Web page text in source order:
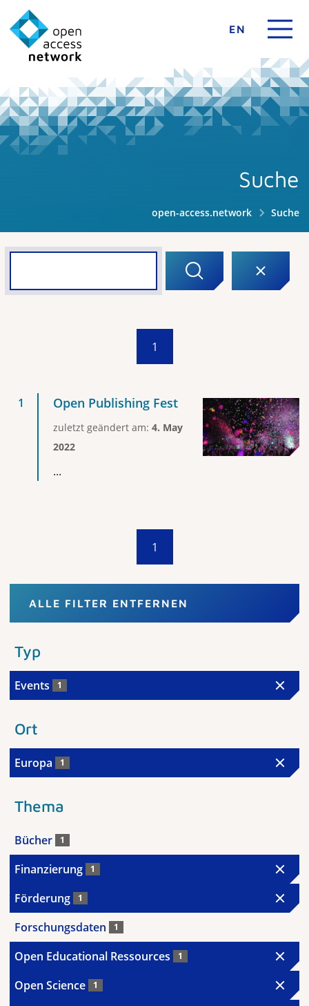
EN
Suche
open-access.network Suche
1
Open Publishing Fest
zuletzt geändert am: 4. May
2022
...
1
ALLE FILTER ENTFERNEN
Typ
Events 1
Ort
Europa 1
Thema
Bücher 1
Finanzierung 1
Förderung 1
Forschungsdaten 1
Open Educational Ressources 1
Open Science 1